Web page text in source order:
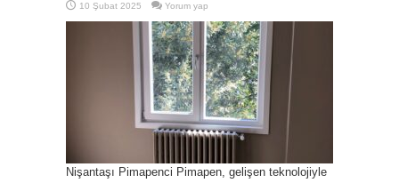
10 Şubat 2025 Yorum yap
Nişantaşı Pimapenci Pimapen, gelişen teknolojiyle